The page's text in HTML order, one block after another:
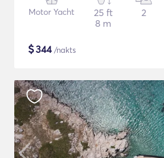
Motor Yacht
25 ft
8 m
2
$344/nakts